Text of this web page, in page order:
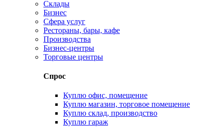
Склады
Бизнес
Сфера услуг
Рестораны, бары, кафе
Производства
Бизнес-центры
Торговые центры
Спрос
Куплю офис, помещение
Куплю магазин, торговое помещение
Куплю склад, производство
Куплю гараж